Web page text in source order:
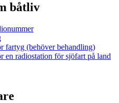
båtliv
fartyg (behöver behandling)
en radiostation för sjöfart på land